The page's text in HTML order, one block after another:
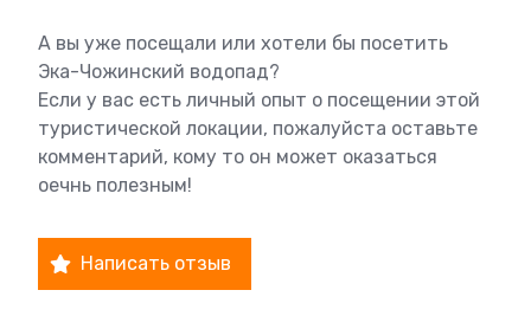
А вы уже посещали или хотели бы посетить
Эка-Чожинский водопад?
Если у вас есть личный опыт о посещении этой
туристической локации, пожалуйста оставьте
комментарий, кому то он может оказаться
оечнь полезным!
Написать отзыв